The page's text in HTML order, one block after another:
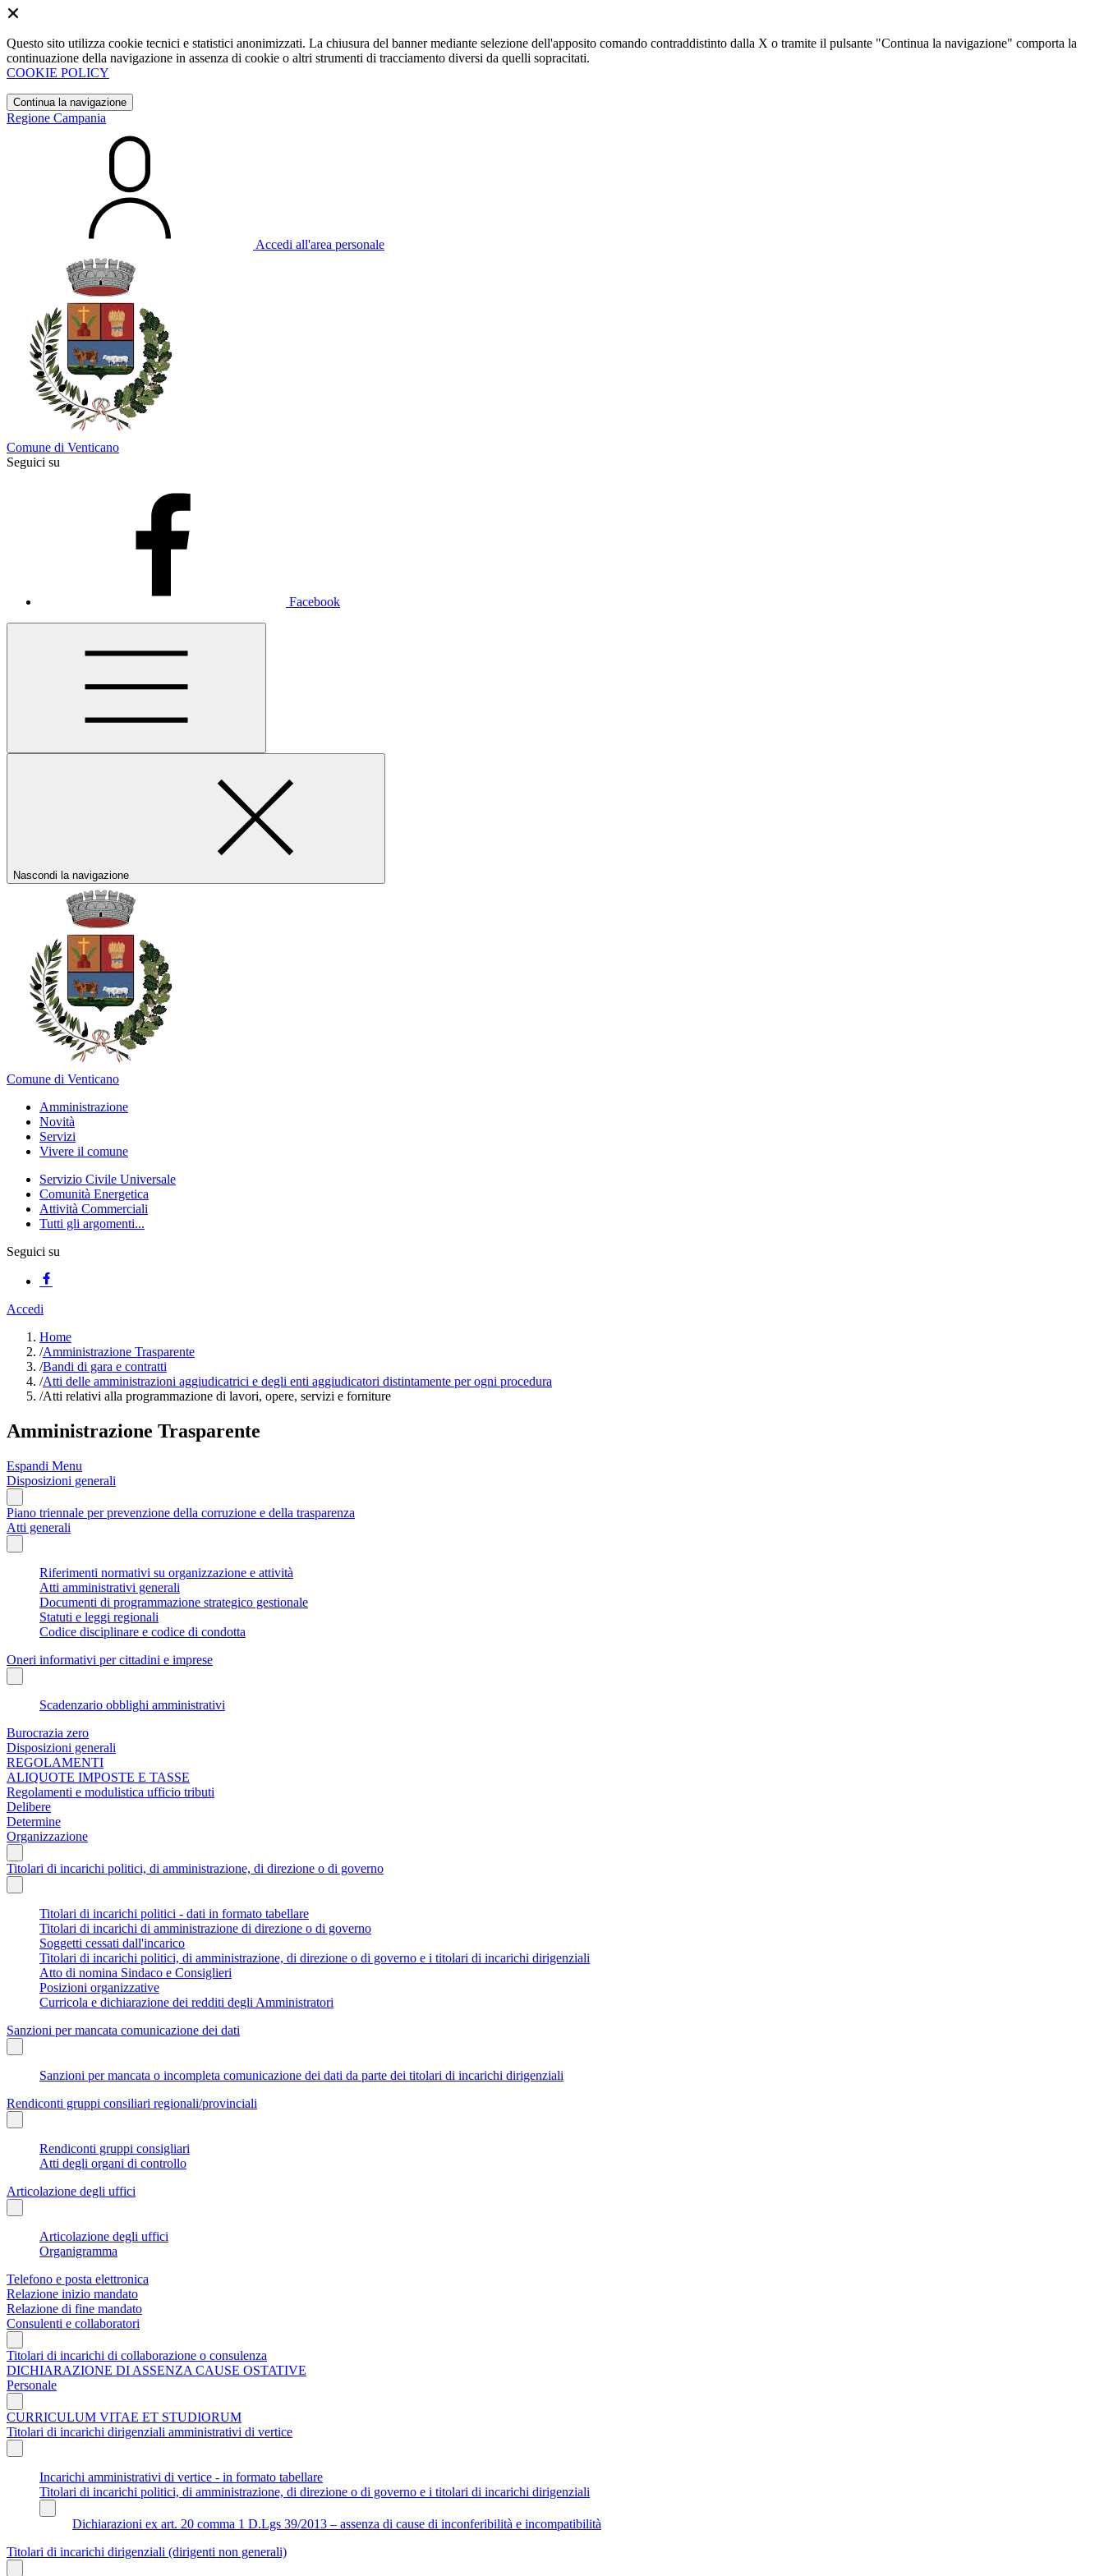
Questo sito utilizza cookie tecnici e statistici anonimizzati. La chiusura del banner mediante selezione dell'apposito comando contraddistinto dalla X o tramite il pulsante "Continua la navigazione" comporta la
continuazione della navigazione in assenza di cookie o altri strumenti di tracciamento diversi da quelli sopracitati.
COOKIE POLICY
Continua la navigazione
Regione Campania
Accedi all'area personale
Comune di Venticano
Seguici su
Facebook
Nascondi la navigazione
Comune di Venticano
Amministrazione
Novità
Servizi
Vivere il comune
Servizio Civile Universale
Comunità Energetica
Attività Commerciali
Tutti gli argomenti...
Seguici su
Accedi
Home
/Amministrazione Trasparente
/Bandi di gara e contratti
/Atti delle amministrazioni aggiudicatrici e degli enti aggiudicatori distintamente per ogni procedura
/Atti relativi alla programmazione di lavori, opere, servizi e forniture
Amministrazione Trasparente
Espandi Menu
Disposizioni generali
Piano triennale per prevenzione della corruzione e della trasparenza
Atti generali
Riferimenti normativi su organizzazione e attività
Atti amministrativi generali
Documenti di programmazione strategico gestionale
Statuti e leggi regionali
Codice disciplinare e codice di condotta
Oneri informativi per cittadini e imprese
Scadenzario obblighi amministrativi
Burocrazia zero
Disposizioni generali
REGOLAMENTI
ALIQUOTE IMPOSTE E TASSE
Regolamenti e modulistica ufficio tributi
Delibere
Determine
Organizzazione
Titolari di incarichi politici, di amministrazione, di direzione o di governo
Titolari di incarichi politici - dati in formato tabellare
Titolari di incarichi di amministrazione di direzione o di governo
Soggetti cessati dall'incarico
Titolari di incarichi politici, di amministrazione, di direzione o di governo e i titolari di incarichi dirigenziali
Atto di nomina Sindaco e Consiglieri
Posizioni organizzative
Curricola e dichiarazione dei redditi degli Amministratori
Sanzioni per mancata comunicazione dei dati
Sanzioni per mancata o incompleta comunicazione dei dati da parte dei titolari di incarichi dirigenziali
Rendiconti gruppi consiliari regionali/provinciali
Rendiconti gruppi consigliari
Atti degli organi di controllo
Articolazione degli uffici
Articolazione degli uffici
Organigramma
Telefono e posta elettronica
Relazione inizio mandato
Relazione di fine mandato
Consulenti e collaboratori
Titolari di incarichi di collaborazione o consulenza
DICHIARAZIONE DI ASSENZA CAUSE OSTATIVE
Personale
CURRICULUM VITAE ET STUDIORUM
Titolari di incarichi dirigenziali amministrativi di vertice
Incarichi amministrativi di vertice - in formato tabellare
Titolari di incarichi politici, di amministrazione, di direzione o di governo e i titolari di incarichi dirigenziali
Dichiarazioni ex art. 20 comma 1 D.Lgs 39/2013 – assenza di cause di inconferibilità e incompatibilità
Titolari di incarichi dirigenziali (dirigenti non generali)